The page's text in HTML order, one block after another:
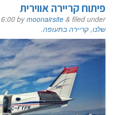
פיתוח קריירה אווירית
6:00 bymoonairsite & filed under
שלנו, קריירה בתעופה.